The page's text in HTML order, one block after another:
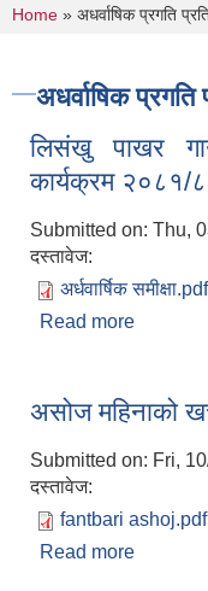
You are
Home » अधर्वाषिक प्रगति
अधर्वाषिक प्रगति
लिसंखु पाखर
कार्यक्रम २०८१/
Submitted on: Thu,
दस्तावेज:
अर्धवार्षिक समीक्षा.pdf
Read more
असोज महिनाको
Submitted on: Fri,
दस्तावेज:
fantbari ashoj.pdf
Read more